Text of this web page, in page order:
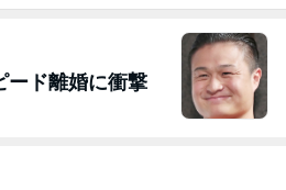
ード離婚に衝撃